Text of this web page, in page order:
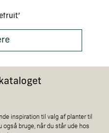
inspiration til valg af planter til
bruge, når du står ude hos